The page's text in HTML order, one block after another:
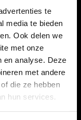
te
media te bieden
Ook delen we
met onze
en analyse. Deze
met andere
die ze hebben
hun services.